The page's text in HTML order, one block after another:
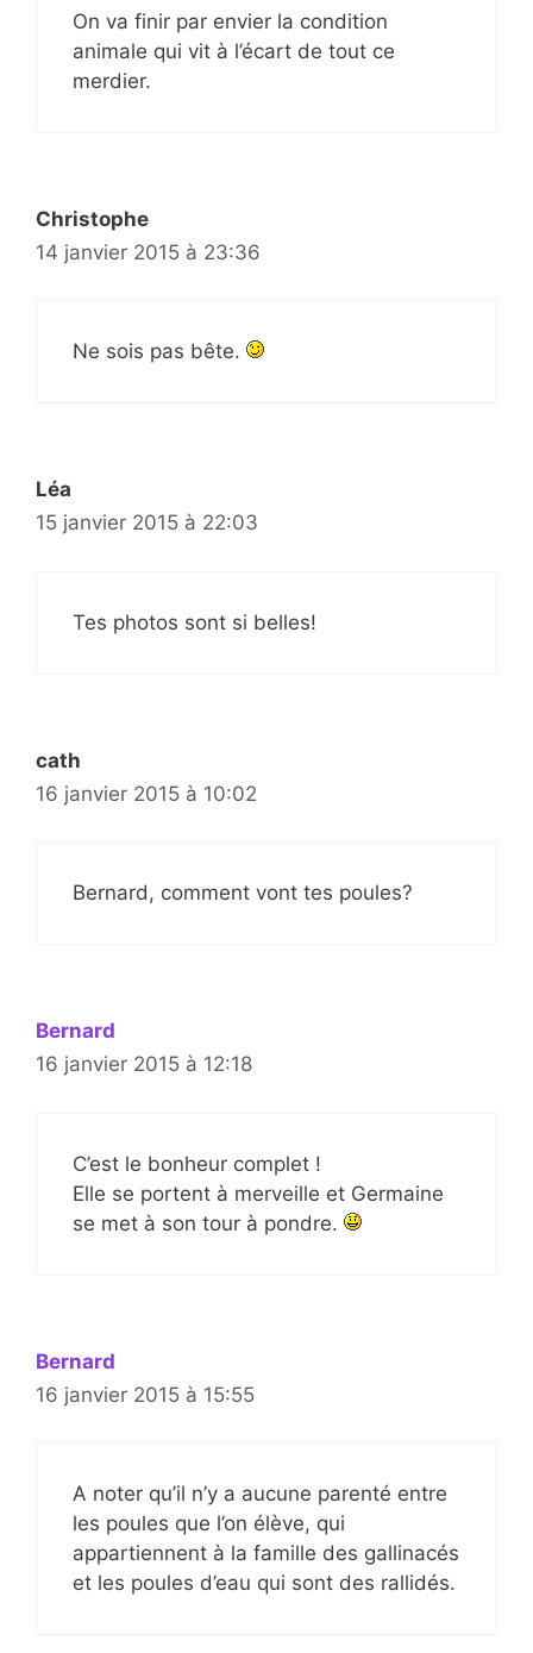
On va finir par envier la condition
animale qui vit à l’écart de tout ce
merdier.
Christophe
14 janvier 2015 à 23:36
Ne sois pas bête.
Léa
15 janvier 2015 à 22:03
Tes photos sont si belles!
cath
16 janvier 2015 à 10:02
Bernard, comment vont tes poules?
Bernard
16 janvier 2015 à 12:18
C’est le bonheur complet !
Elle se portent à merveille et Germaine
se met à son tour à pondre.
Bernard
16 janvier 2015 à 15:55
A noter qu’il n’y a aucune parenté entre
les poules que l’on élève, qui
appartiennent à la famille des gallinacés
et les poules d’eau qui sont des rallidés.